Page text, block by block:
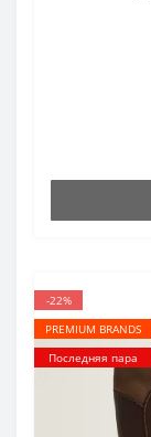
-22%
PREMIUM BRANDS
Последняя пара